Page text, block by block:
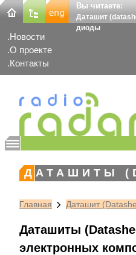
Вы читаете:
Даташит
диоды
Новости
О проекте
Контакты
ДАТАШИТЫ
Главная Даташит
Даташиты
электронных